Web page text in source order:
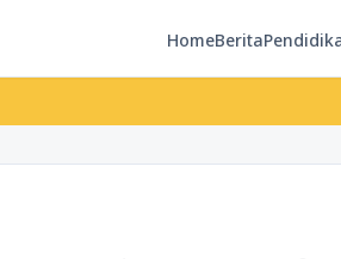
HomeBerita